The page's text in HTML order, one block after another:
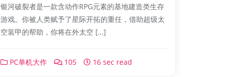
银河破裂者是一款含动作RPG元素的基地建造类生存
游戏。你被人类赋予了星际开拓的重任，借助超级太
空装甲的帮助，你将在外太空 […]
PC单机大作 105 16 sec read